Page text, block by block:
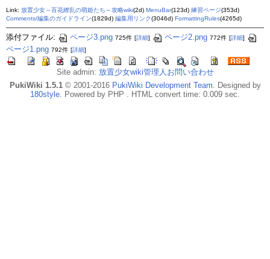
Link: 放置少女～百花繚乱の萌姫たち～攻略wiki(2d) MenuBar(123d) 練習ページ(353d)
Comments/編集のガイドライン(1829d) 編集用リンク(3046d) FormattingRules(4265d)
添付ファイル: ページ3.png 725件 [詳細] ページ2.png 772件 [詳細]
ページ1.png 792件 [詳細]
Site admin: 放置少女wiki管理人お問い合わせ
PukiWiki 1.5.1© 2001-2016 PukiWiki Development Team. Designed by
180style. Powered by PHP . HTML convert time: 0.009 sec.